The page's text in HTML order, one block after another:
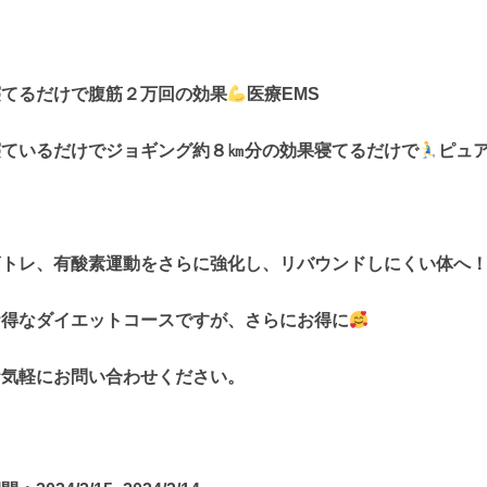
るだけで腹筋２万回の効果 医療EMS
いるだけでジョギング約８㎞分の効果寝てるだけで ピュ
レ、有酸素運動をさらに強化し、リバウンドしにくい体へ！
なダイエットコースですが、さらにお得に
軽にお問い合わせください。